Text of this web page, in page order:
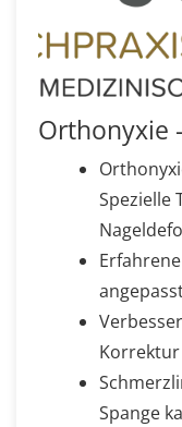
Orthonyxie
Spezielle
Spange